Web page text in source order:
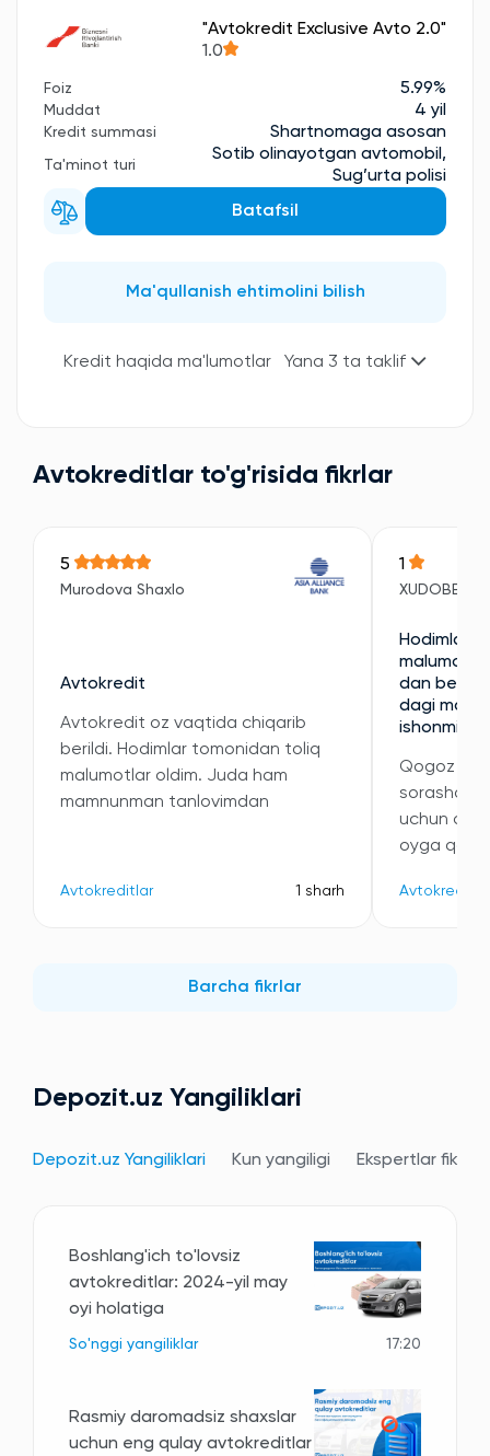
"Avtokredit Exclusive Avto 2.0"
1.0
Foiz 5.99%
Muddat 4 yil
Kredit summasi Shartnomaga asosan
Ta'minot turi
Sotib olinayotgan avtomobil,
Sug’urta polisi
Batafsil
Ma'qullanish ehtimolini bilish
Kredit haqida ma'lumotlar Yana 3 ta taklif
Avtokreditlar to'g'risida fikrlar
5
Murodova Shaxlo
Avtokredit
Avtokredit oz vaqtida chiqarib
berildi. Hodimlar tomonidan toliq
malumotlar oldim. Juda ham
mamnunman tanlovimdan
Avtokreditlar 1 sharh
1
XUDOBERDI
Hodimlari
malumotni
dan
dagi
ishonmidi
Qogoz
sorashdi
uchun
oyga
Barcha fikrlar
Depozit.uz Yangiliklari
Depozit.uz Yangiliklari Kun yangiligi Ekspertlar fikri
Boshlang'ich to'lovsiz
avtokreditlar: 2024-yil may
oyi holatiga
So'nggi yangiliklar 17:20
Rasmiy daromadsiz shaxslar
uchun eng qulay avtokreditlar